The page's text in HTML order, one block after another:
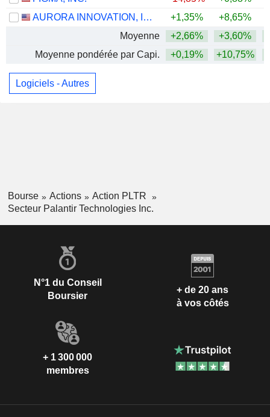
AURORA INNOVATION, INC.
+1,35% +8,65%
Moyenne
+2,66% +3,60%
Moyenne pondérée par Capi.
+0,19% +10,75%
Logiciels - Autres
Bourse Actions
Action PLTR
Secteur Palantir Technologies Inc.
N°1 du Conseil
Boursier
+ de 20 ans
à vos côtés
+ 1 300 000
membres